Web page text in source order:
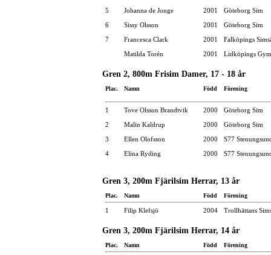
5
Johanna de Jonge 2001
Göteborg Sim
6
Sissy Olsson 2001
Göteborg Sim
7
Francesca Clark 2001
Falköpings
Matilda Torén
2001 Lidköpings
Gren 2, 800m Frisim Damer, 17 - 18 år
Plac. Namn Född Förening
1 Tove Olsson Brandtvik 2000
Göteborg Sim
2
Malin Kaldrup 2000
Göteborg Sim
3
Ellen Olofsson 2000
S77
4
Elina Ryding 2000 S77
Gren 3, 200m Fjärilsim Herrar, 13 år
Plac. Namn Född Förening
1 Filip Klefsjö 2004 Trollhättans
Gren 3, 200m Fjärilsim Herrar, 14 år
Plac. Namn Född Förening